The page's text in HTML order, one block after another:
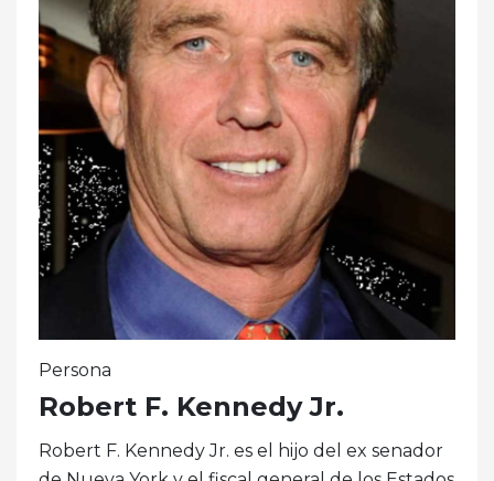
Persona
Robert F. Kennedy Jr.
Robert F. Kennedy Jr. es el hijo del ex senador